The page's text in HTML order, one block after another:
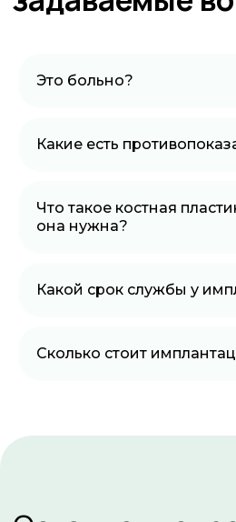
Это больно?
Какие есть
Что такое костная
она нужна?
Какой срок службы у
Сколько стоит